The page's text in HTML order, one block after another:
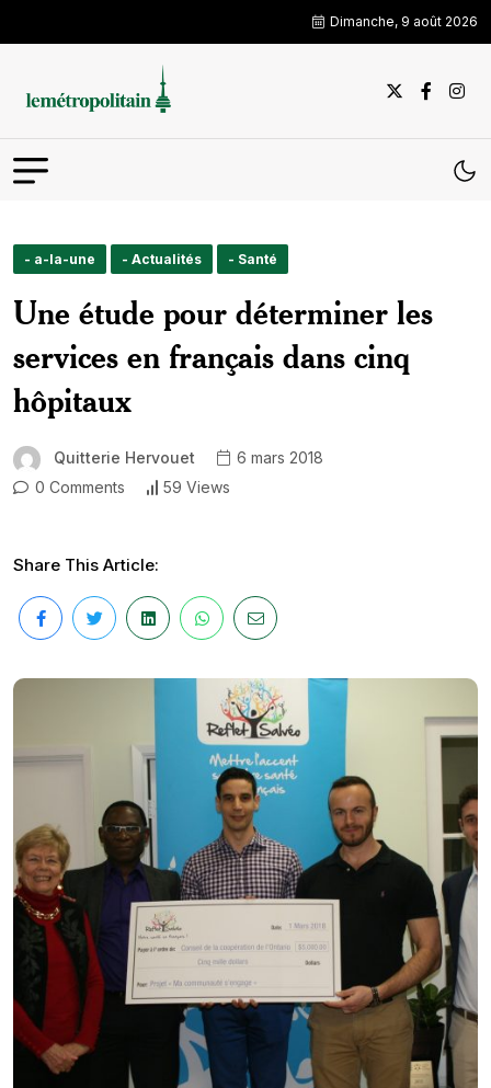
Dimanche, 9 août 2026
- a-la-une - Actualités - Santé
Une étude pour déterminer les
services en français dans cinq
hôpitaux
Quitterie Hervouet
6 mars 2018
0 Comments
59 Views
Share This Article: